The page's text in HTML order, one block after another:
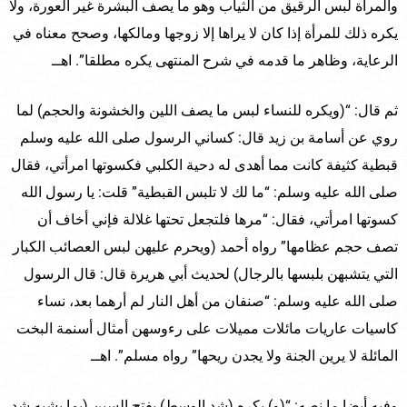
والمرأة لبس الرقيق من الثياب وهو ما يصف البشرة غير العورة، ولا
يكره ذلك للمرأة إذا كان لا يراها إلا زوجها ومالكها، وصحح معناه في
الرعاية، وظاهر ما قدمه في شرح المنتهى يكره مطلقا”. اهــ
ثم قال: “(ويكره للنساء لبس ما يصف اللين والخشونة والحجم) لما
روي عن أسامة بن زيد قال: كساني الرسول صلى الله عليه وسلم
قبطية كثيفة كانت مما أهدى له دحية الكلبي فكسوتها امرأتي، فقال
صلى الله عليه وسلم: “ما لك لا تلبس القبطية” قلت: يا رسول الله
كسوتها امرأتي، فقال: “مرها فلتجعل تحتها غلالة فإني أخاف أن
تصف حجم عظامها” رواه أحمد (ويحرم عليهن لبس العصائب الكبار
التي يتشبهن بلبسها بالرجال) لحديث أبي هريرة قال: قال الرسول
صلى الله عليه وسلم: “صنفان من أهل النار لم أرهما بعد، نساء
كاسيات عاريات مائلات مميلات على رءوسهن أمثال أسنمة البخت
المائلة لا يرين الجنة ولا يجدن ريحها” رواه مسلم”. اهــ